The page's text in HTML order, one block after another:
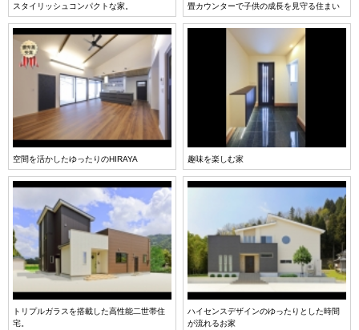
スタイリッシュコンパクトな家。 畳カウンターで子供の成長を見守る住まい
空間を活かしたゆったりのHIRAYA 趣味を楽しむ家
トリプルガラスを搭載した高性能二世帯住
宅。
ハイセンスデザインのゆったりとした時間
が流れるお家